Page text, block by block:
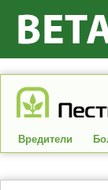
Вредители